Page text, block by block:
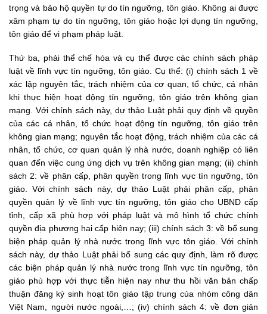
trọng và bảo hộ quyền tự do tín ngưỡng, tôn giáo. Không ai được
xâm phạm tự do tín ngưỡng, tôn giáo hoặc lợi dụng tín ngưỡng,
tôn giáo để vi phạm pháp luật.
Thứ ba, phải thể chế hóa và cụ thể được các chính sách pháp
luật về lĩnh vực tín ngưỡng, tôn giáo. Cụ thể: (i) chính sách 1 về
xác lập nguyên tắc, trách nhiệm của cơ quan, tổ chức, cá nhân
khi thực hiện hoạt động tín ngưỡng, tôn giáo trên không gian
mạng. Với chính sách này, dự thảo Luật phải quy định về quyền
của các cá nhân, tổ chức hoạt động tín ngưỡng, tôn giáo trên
không gian mạng; nguyên tắc hoạt động, trách nhiệm của các cá
nhân, tổ chức, cơ quan quản lý nhà nước, doanh nghiệp có liên
quan đến việc cung ứng dịch vụ trên không gian mạng; (ii) chính
sách 2: về phân cấp, phân quyền trong lĩnh vực tín ngưỡng, tôn
giáo. Với chính sách này, dự thảo Luật phải phân cấp, phân
quyền quản lý về lĩnh vực tín ngưỡng, tôn giáo cho UBND cấp
tỉnh, cấp xã phù hợp với pháp luật và mô hình tổ chức chính
quyền địa phương hai cấp hiện nay; (iii) chính sách 3: về bổ sung
biện pháp quản lý nhà nước trong lĩnh vực tôn giáo. Với chính
sách này, dự thảo Luật phải bổ sung các quy định, làm rõ được
các biện pháp quản lý nhà nước trong lĩnh vực tín ngưỡng, tôn
giáo phù hợp với thực tiễn hiện nay như thu hồi văn bản chấp
thuận đăng ký sinh hoạt tôn giáo tập trung của nhóm công dân
Việt Nam, người nước ngoài,…; (iv) chính sách 4: về đơn giản